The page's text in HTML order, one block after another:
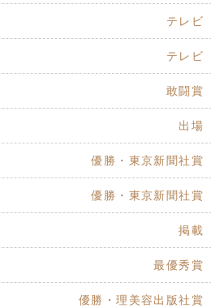
テレビ
テレビ
敢闘賞
出場
優勝・東京新聞社賞
優勝・東京新聞社賞
掲載
最優秀賞
優勝・理美容出版社賞